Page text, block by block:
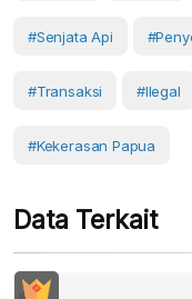
#senjata Api
#transaksi #ilegal
#kekerasan Papua
Data Terkait